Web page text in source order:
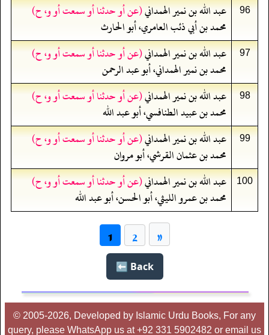
96 عبد الله بن نمير الهمداني(عن أو حدثنا أو سمعت أو و، ح)
محمد بن أبي ذئب العامري، أبو الحارث
97 عبد الله بن نمير الهمداني(عن أو حدثنا أو سمعت أو و، ح)
محمد بن نمير الهمداني، أبو عبد الرحمن
98 عبد الله بن نمير الهمداني(عن أو حدثنا أو سمعت أو و، ح)
محمد بن عبيد الطنافسي، أبو عبد الله
99 عبد الله بن نمير الهمداني(عن أو حدثنا أو سمعت أو و، ح)
محمد بن عثمان القرشي، أبو مروان
100 عبد الله بن نمير الهمداني(عن أو حدثنا أو سمعت أو و، ح)
محمد بن عمرو الليثي، أبو الحسن، أبو عبد الله
1 2 »
Back ⬅️
© 2005-2026, Developed by Islamic Urdu Books, For any
query, please WhatsApp us at +92 331 5902482 or email us